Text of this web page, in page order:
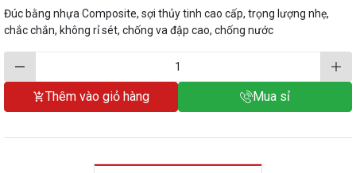
Đúc bằng nhựa Composite, sợi thủy tinh cao cấp, trọng lượng nhẹ,
chắc chắn, không rỉ sét, chống va đập cao, chống nước
Thêm vào giỏ hàng Mua sỉ